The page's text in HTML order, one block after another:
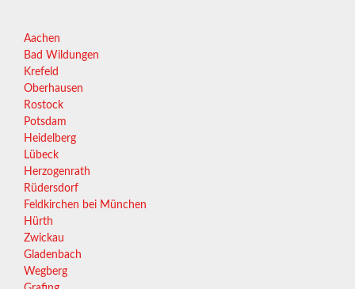
Aachen
Bad Wildungen
Krefeld
Oberhausen
Rostock
Potsdam
Heidelberg
Lübeck
Herzogenrath
Rüdersdorf
Feldkirchen bei München
Hürth
Zwickau
Gladenbach
Wegberg